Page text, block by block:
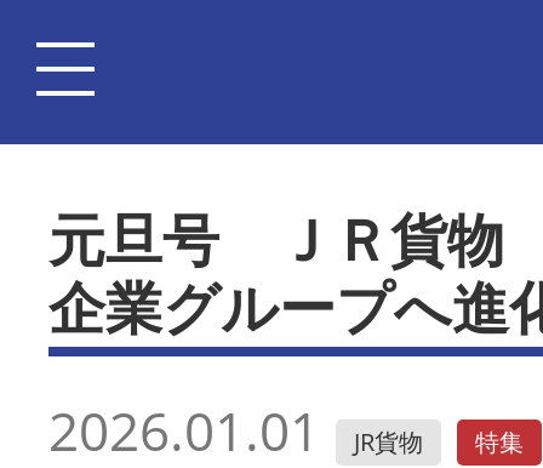
元旦号 ＪＲ貨物
企業グループへ進
2026.01.01 JR貨物 特集